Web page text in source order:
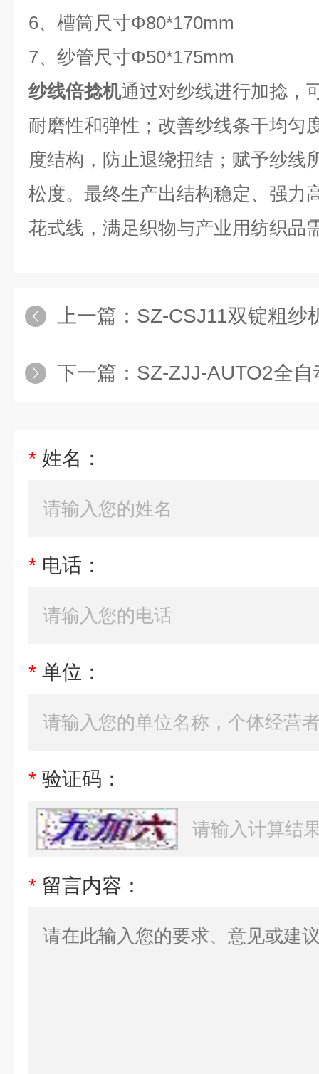
6、槽筒尺寸Φ80*170mm
7、纱管尺寸Φ50*175mm
纱线倍捻机通过对纱线进行加捻，
耐磨性和弹性；改善纱线条干均匀
度结构，防止退绕扭结；赋予纱线
松度。最终生产出结构稳定、强力
花式线，满足织物与产业用纺织品
上一篇： SZ-CSJ11双锭粗纱
下一篇： SZ-ZJJ-AUTO2全
* 姓名：
* 电话：
* 单位：
* 验证码：
* 留言内容：